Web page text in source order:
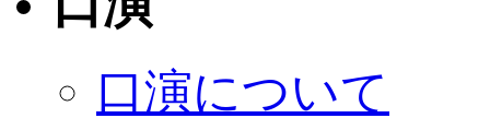
口演について